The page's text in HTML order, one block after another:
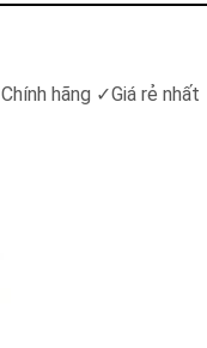
Chính hãng ✓Giá rẻ nhất